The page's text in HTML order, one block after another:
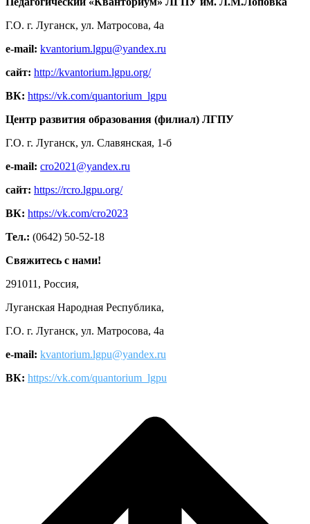
Г.О. г. Луганск, ул. Матросова, 4а
e-mail: kvantorium.lgpu@yandex.ru
сайт: http://kvantorium.lgpu.org/
ВК: https://vk.com/quantorium_lgpu
Центр развития образования (филиал) ЛГПУ
Г.О. г. Луганск, ул. Славянская, 1-б
e-mail: cro2021@yandex.ru
сайт: https://rcro.lgpu.org/
ВК: https://vk.com/cro2023
Тел.: (0642) 50-52-18
Свяжитесь с нами!
291011, Россия,
Луганская Народная Республика,
Г.О. г. Луганск, ул. Матросова, 4а
e-mail: kvantorium.lgpu@yandex.ru
ВК: https://vk.com/quantorium_lgpu